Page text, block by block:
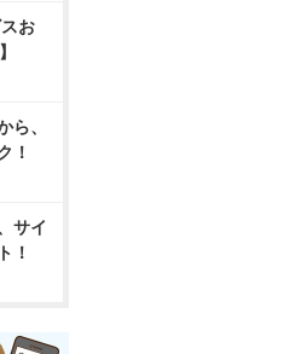
お
ら、
！
サイ
！